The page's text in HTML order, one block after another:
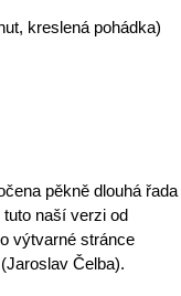
kreslená pohádka)
pěkně dlouhá řada
naší verzi od
výtvarné stránce
Čelba).